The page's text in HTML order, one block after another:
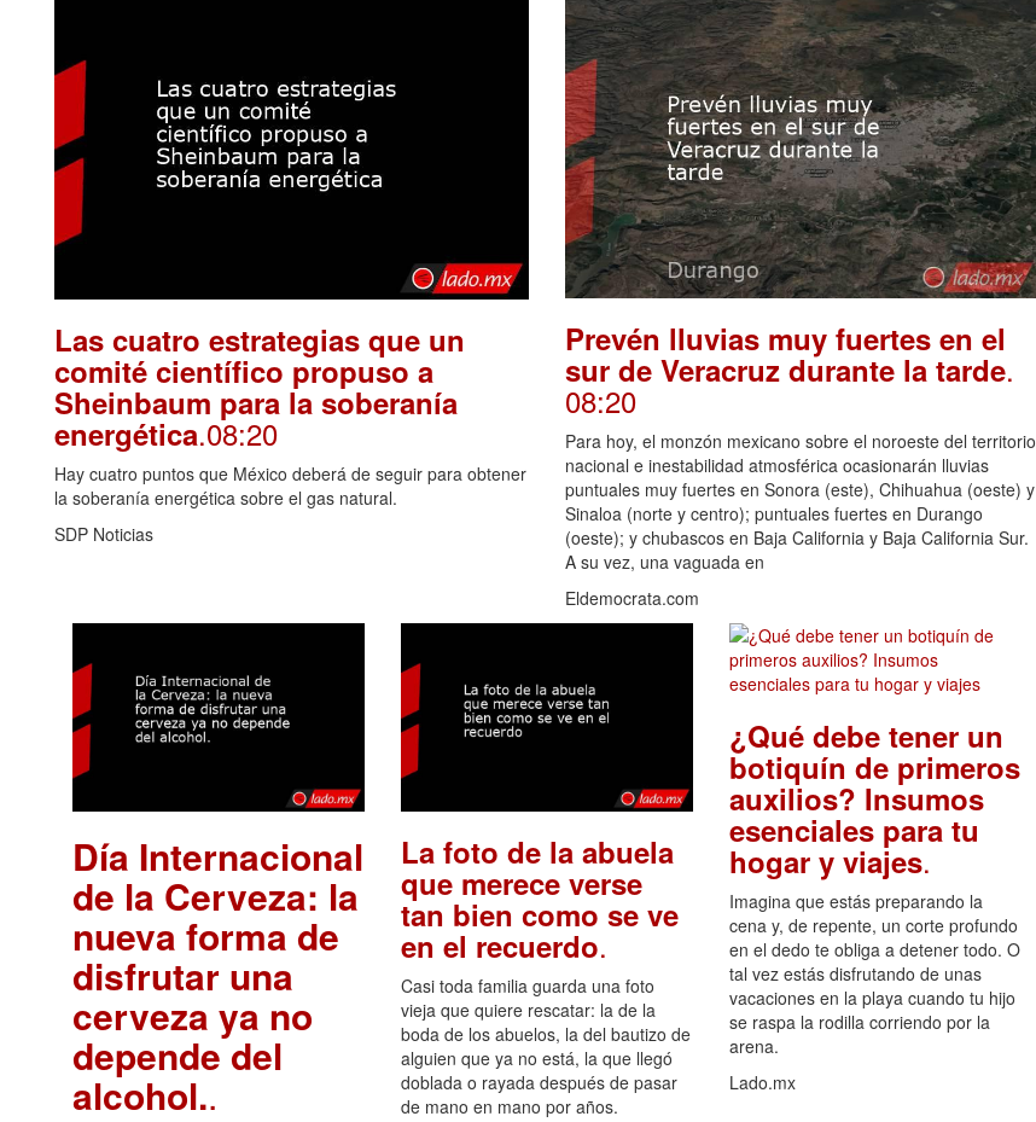
Las cuatro estrategias que un
comité científico propuso a
Sheinbaum para la soberanía
energética.08:20
Hay cuatro puntos que México deberá de seguir para obtener
la soberanía energética sobre el gas natural.
SDP Noticias
Prevén lluvias muy fuertes en el
sur de Veracruz durante la tarde.
08:20
Para hoy, el monzón mexicano sobre el noroeste del territorio
nacional e inestabilidad atmosférica ocasionarán lluvias
puntuales muy fuertes en Sonora (este), Chihuahua (oeste) y
Sinaloa (norte y centro); puntuales fuertes en Durango
(oeste); y chubascos en Baja California y Baja California Sur.
A su vez, una vaguada en
Eldemocrata.com
Día Internacional
de la Cerveza: la
nueva forma de
disfrutar una
cerveza ya no
depende del
alcohol..
La foto de la abuela
que merece verse
tan bien como se ve
en el recuerdo.
Casi toda familia guarda una foto
vieja que quiere rescatar: la de la
boda de los abuelos, la del bautizo de
alguien que ya no está, la que llegó
doblada o rayada después de pasar
de mano en mano por años.
¿Qué debe tener un
botiquín de primeros
auxilios? Insumos
esenciales para tu
hogar y viajes.
Imagina que estás preparando la
cena y, de repente, un corte profundo
en el dedo te obliga a detener todo. O
tal vez estás disfrutando de unas
vacaciones en la playa cuando tu hijo
se raspa la rodilla corriendo por la
arena.
Lado.mx